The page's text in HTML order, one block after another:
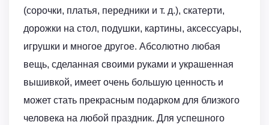
(сорочки, платья, передники и т. д.), скатерти,
дорожки на стол, подушки, картины, аксессуары,
игрушки и многое другое. Абсолютно любая
вещь, сделанная своими руками и украшенная
вышивкой, имеет очень большую ценность и
может стать прекрасным подарком для близкого
человека на любой праздник. Для успешного